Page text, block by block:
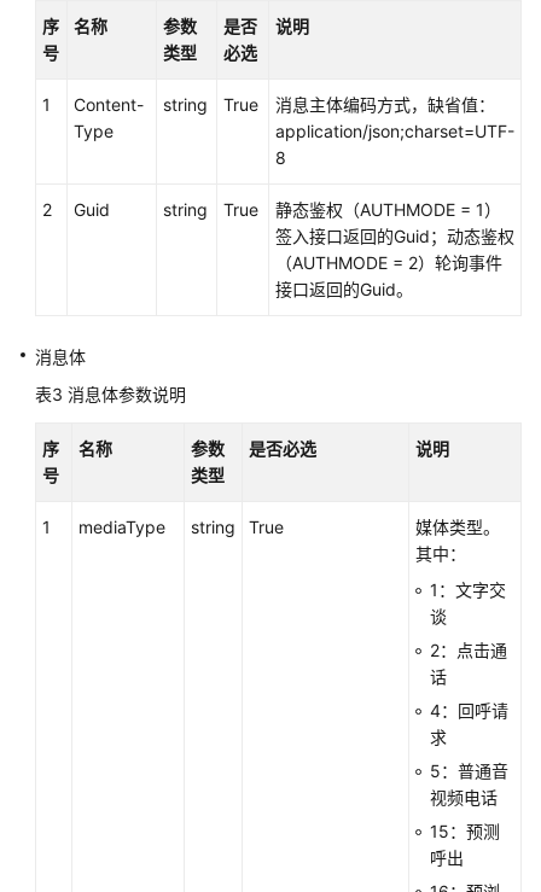
操
接
口
座
操
作
口:onlineagent
序
号
名称
参数
类型
是否
必选
说明
1
Content-
Type
string True
消息主体编码方式，缺省值：
application/json;charset=UTF-
8
2 Guid string True
静态鉴权（AUTHMODE = 1）
签入接口返回的Guid；动态鉴权
（AUTHMODE = 2）轮询事件
接口返回的Guid。
消息体
表3 消息体参数说明
序
号
名称
参数
类型
是否必选 说明
1 mediaType string True
媒体类型。
其中：
1：文字交
谈
2：点击通
话
4：回呼请
求
5：普通音
视频电话
15：预测
呼出